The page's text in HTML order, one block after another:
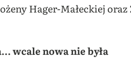
Hager-Małeckiej
wcale nowa nie była